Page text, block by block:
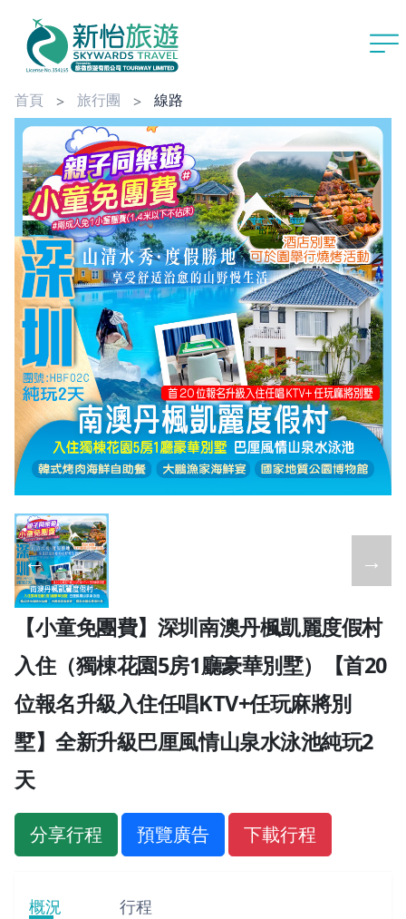
首頁 旅行團 線路
← →
【小童免團費】深圳南澳丹楓凱麗度假村
入住（獨棟花園5房1廳豪華別墅）【首20
位報名升級入住任唱KTV+任玩麻將別
墅】全新升級巴厘風情山泉水泳池純玩2
天
分享行程 預覽廣告 下載行程
概況 行程